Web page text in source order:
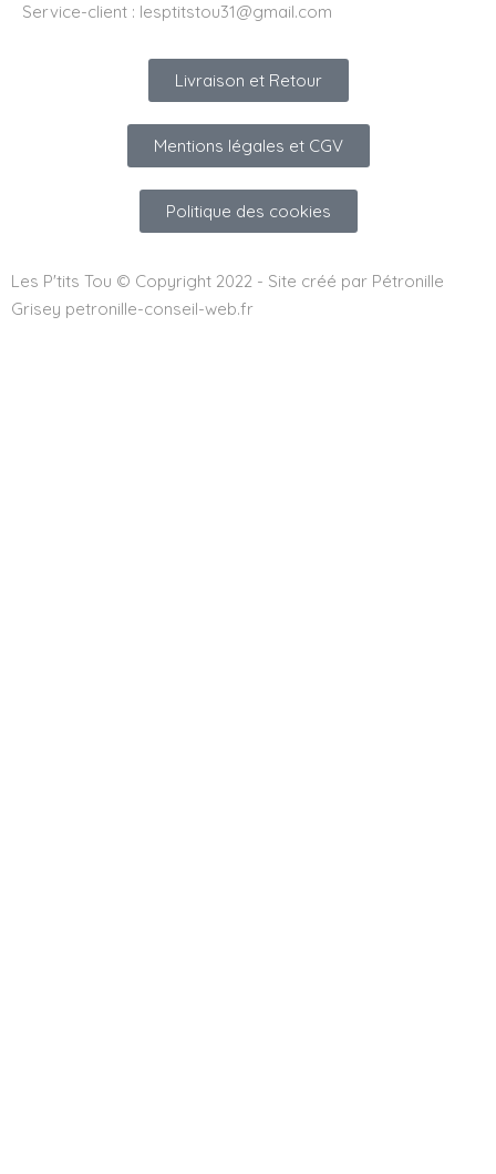
Service-client : lesptitstou31@gmail.com
Livraison et Retour
Mentions légales et CGV
Politique des cookies
Les P'tits Tou © Copyright 2022 - Site créé par Pétronille
Grisey petronille-conseil-web.fr